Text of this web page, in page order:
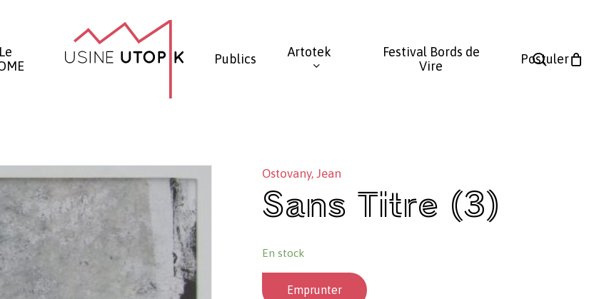
Le
Publics Artotek
Festival Bords de
Vire
Postuler
search
panier
Ostovany, Jean
Sans Titre (3)
En stock
Emprunter